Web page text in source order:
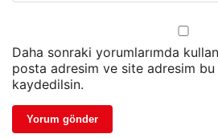
Daha sonraki yorumlarımda
posta adresim ve site adresim bu
kaydedilsin.